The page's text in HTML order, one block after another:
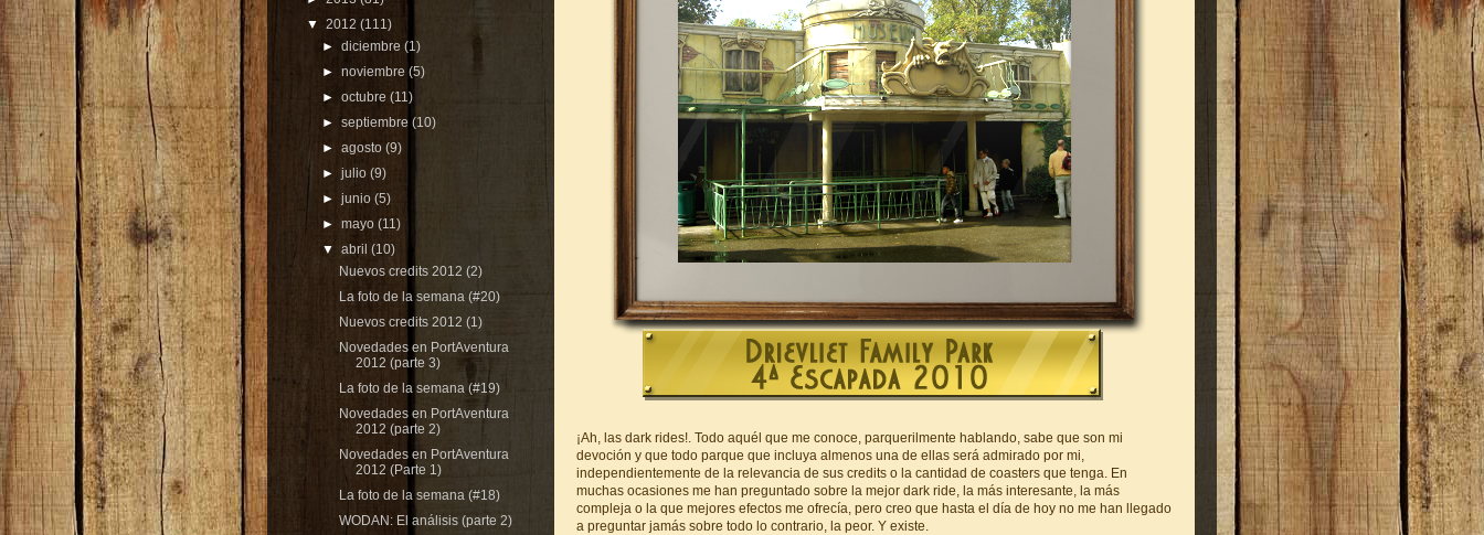
¡Ah, las dark rides!. Todo aquél que me conoce, parquerilmente hablando, sabe que son mi
devoción y que todo parque que incluya almenos una de ellas será admirado por mi,
independientemente de la relevancia de sus credits o la cantidad de coasters que tenga. En
muchas ocasiones me han preguntado sobre la mejor dark ride, la más interesante, la más
compleja o la que mejores efectos me ofrecía, pero creo que hasta el día de hoy no me han llegado
a preguntar jamás sobre todo lo contrario, la peor. Y existe.
▼ 2012 (111)
►diciembre(1)
►noviembre(5)
►octubre(11)
►septiembre(10)
►agosto(9)
►julio(9)
►junio(5)
►mayo(11)
▼abril(10)
Nuevos credits 2012 (2)
La foto de la semana (#20)
Nuevos credits 2012 (1)
Novedades en PortAventura
2012 (parte 3)
La foto de la semana (#19)
Novedades en PortAventura
2012 (parte 2)
Novedades en PortAventura
2012 (Parte 1)
La foto de la semana (#18)
WODAN: El análisis (parte 2)